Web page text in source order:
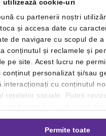
utilizează cookie-uri
cu partenerii noștri
și accesa date cu
de navigare cu scopul de a
conținutul și reclamele și
pe site. Acest lucru ne
conținut personalizat și/sau
interacționați cu conținutul
rețelelor sociale. Puteți
oricând, făcând click pe
de cookie-uri.Permite toate